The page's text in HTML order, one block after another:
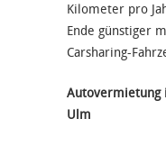
Kilometer pro
Ende günstiger
Carsharing-
Autovermietung
Ulm